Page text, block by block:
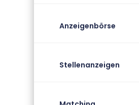
Anzeigenbörse
Stellenanzeigen